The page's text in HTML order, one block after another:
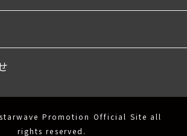
Promotion Official Site all
rights reserved.